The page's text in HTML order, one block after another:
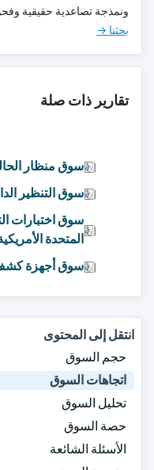
ونمذجة تصاعدية حقيقية
بحثنا →
تقارير ذات صلة
سوق منظار
سوق التنظير
سوق اختبارات
المتحدة
سوق أجهزة
انتقل إلى المحتوى
حجم السوق
اتجاهات السوق
تحليل السوق
حصة السوق
الأسئلة الشائعة